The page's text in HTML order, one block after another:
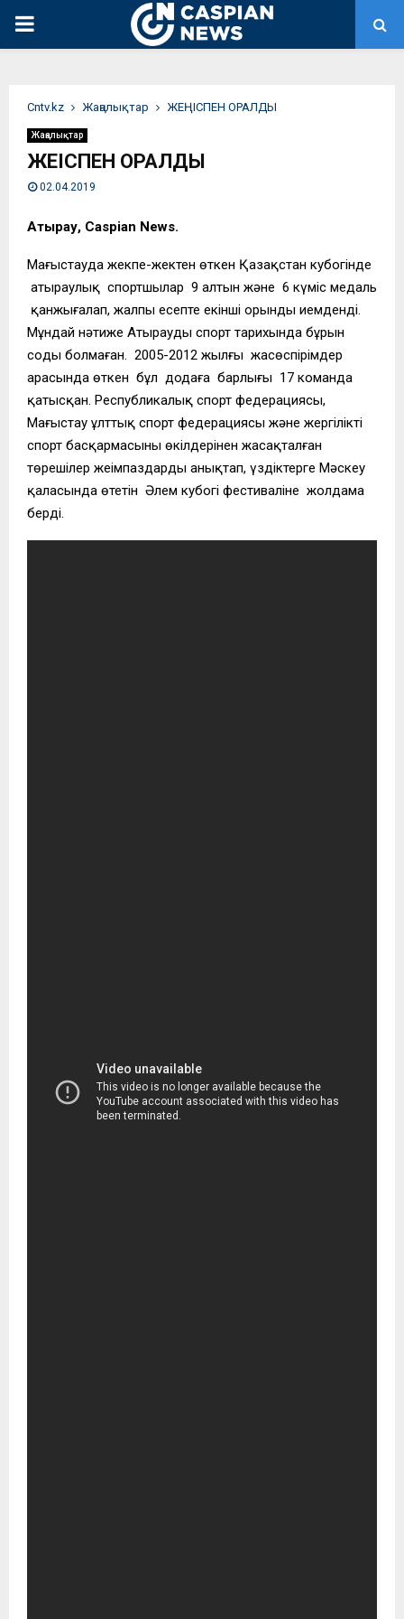
PRIMARY
Сntv.kz Жаңалықтар ЖЕҢІСПЕН ОРАЛДЫ
Жаңалықтар
ЖЕҢІСПЕН ОРАЛДЫ
02.04.2019
Атырау, Caspian News.
Маңғыстауда жекпе-жектен өткен Қазақстан кубогінде
атыраулық спортшылар 9 алтын және 6 күміс медаль
қанжығалап, жалпы есепте екінші орынды иемденді.
Мұндай нәтиже Атыраудың спорт тарихында бұрын
соңды болмаған. 2005-2012 жылғы жасөспірімдер
арасында өткен бұл додаға барлығы 17 команда
қатысқан. Республикалық спорт федерациясы,
Маңғыстау ұлттық спорт федерациясы және жергілікті
спорт басқармасының өкілдерінен жасақталған
төрешілер жеңімпаздарды анықтап, үздіктерге Мәскеу
қаласында өтетін Әлем кубогі фестиваліне жолдама
берді.